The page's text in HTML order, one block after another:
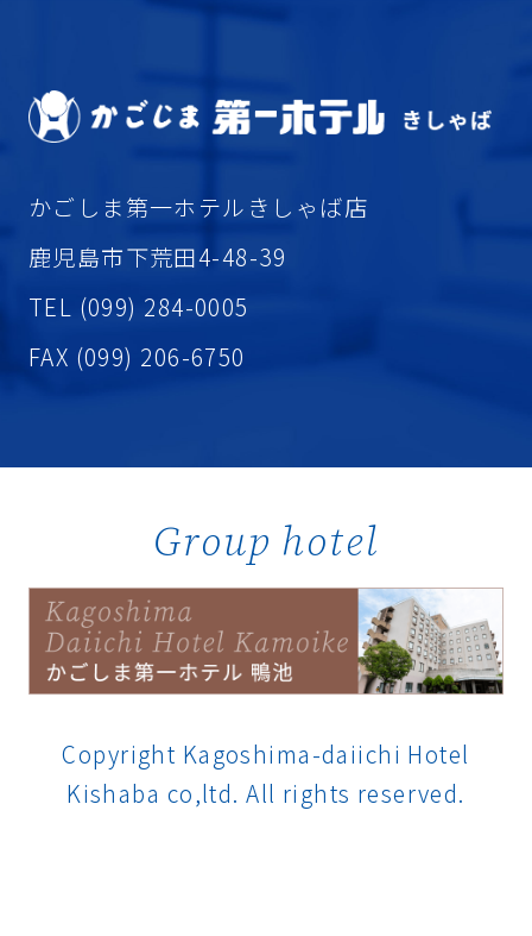
かごしま第一ホテルきしゃば店
鹿児島市下荒田4-48-39
TEL (099) 284-0005
FAX (099) 206-6750
Group hotel
Copyright Kagoshima-daiichi Hotel
Kishaba co,ltd. All rights reserved.